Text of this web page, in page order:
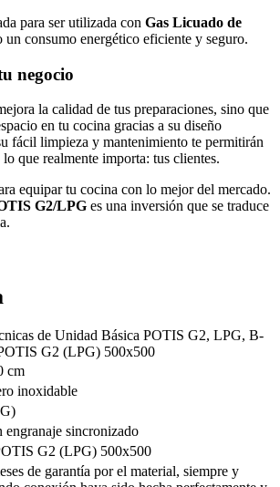
para ser utilizada con Gas Licuado de
un consumo energético eficiente y seguro.
negocio
la calidad de tus preparaciones, sino que
en tu cocina gracias a su diseño
fácil limpieza y mantenimiento te permitirán
que realmente importa: tus clientes.
equipar tu cocina con lo mejor del mercado.
G2/LPG es una inversión que se traduce
de Unidad Básica POTIS G2, LPG, B-
G2 (LPG) 500x500
cm
inoxidable
engranaje sincronizado
G2 (LPG) 500x500
de garantía por el material, siempre y